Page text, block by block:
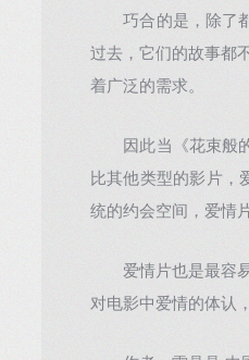
巧合的是，除了都
过去，它们的故事都
着广泛的需求。
因此当《花束般的
比其他类型的影片，
统的约会空间，爱情
爱情片也是最容易
对电影中爱情的体认